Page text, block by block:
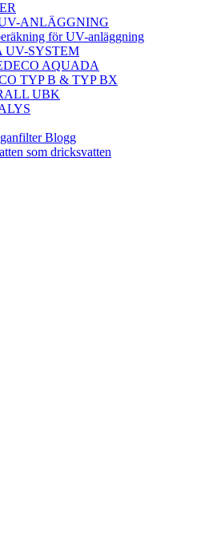
ANLÄGGNING
för UV-anläggning
UV-SYSTEM
AQUADA
TYP B & TYP BX
UBK
Blogg
som dricksvatten